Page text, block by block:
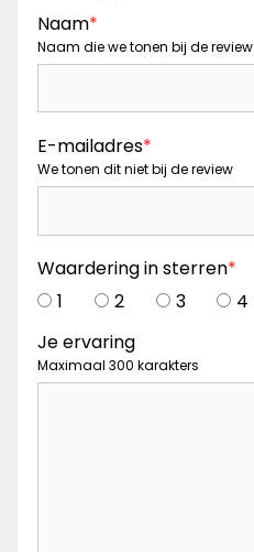
Naam*
Naam die we tonen bij de review
E-mailadres*
We tonen dit niet bij de review
Waardering in sterren*
1
2 3 4
Je ervaring
Maximaal 300 karakters